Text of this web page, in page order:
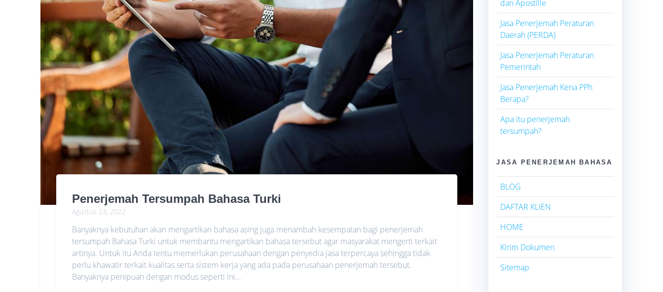
Penerjemah Tersumpah Bahasa Turki
Agustus 23, 2022
Banyaknya kebutuhan akan mengartikan bahasa asing juga menambah kesempatan bagi penerjemah
tersumpah Bahasa Turki untuk membantu mengartikan bahasa tersebut agar masyarakat mengerti terkait
artinya. Untuk itu Anda tentu memerlukan perusahaan dengan penyedia jasa terpercaya sehingga tidak
perlu khawatir terkait kualitas serta sistem kerja yang ada pada perusahaan penerjemah tersebut.
Banyaknya penipuan dengan modus seperti ini…
dan Apostille
Jasa Penerjemah Peraturan
Daerah (PERDA)
Jasa Penerjemah Peraturan
Pemerintah
Jasa Penerjemah Kena PPh
Berapa?
Apa itu penerjemah
tersumpah?
JASA PENERJEMAH BAHASA
BLOG
DAFTAR KLIEN
HOME
Kirim Dokumen
Sitemap